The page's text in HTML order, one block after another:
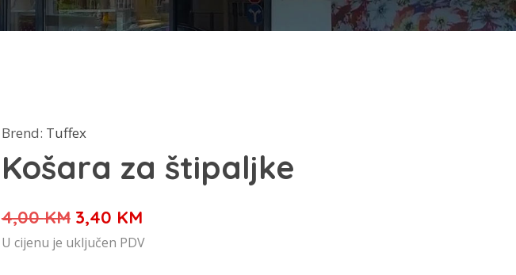
Brend: Tuffex
Košara za štipaljke
4,00KM Izvorna
cijena
3,40 KMTrenutna
cijena
U cijenu je uključen PDV